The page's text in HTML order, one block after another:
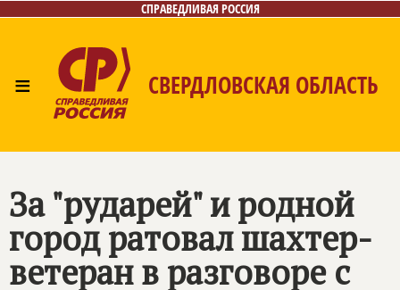
СПРАВЕДЛИВАЯ РОССИЯ
≡ СВЕРДЛОВСКАЯ ОБЛАСТЬ
Контакты
За "рударей" и родной
город ратовал шахтер-
ветеран в разговоре с